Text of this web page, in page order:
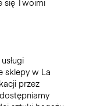
się Twoimi
sklepy w La
przez